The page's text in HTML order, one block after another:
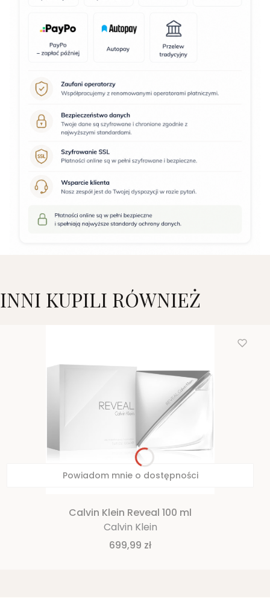
INNI KUPILI RÓWNIEŻ
Powiadom mnie o dostępności
Calvin Klein Reveal 100 ml
Calvin Klein
Cena
699,99 zł